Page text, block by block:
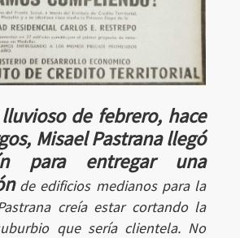
de febrero, hace
Misael Pastrana llegó
para entregar una
de edificios medianos para la
creía estar cortando la
que sería clientela. No